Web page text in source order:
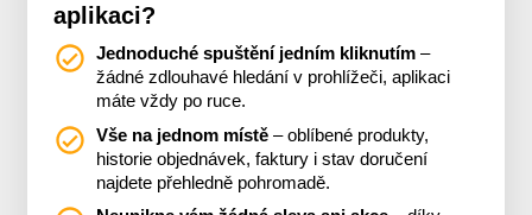
aplikaci?
Jednoduché spuštění jedním kliknutím –
žádné zdlouhavé hledání v prohlížeči, aplikaci
máte vždy po ruce.
Vše na jednom místě – oblíbené produkty,
historie objednávek, faktury i stav doručení
najdete přehledně pohromadě.